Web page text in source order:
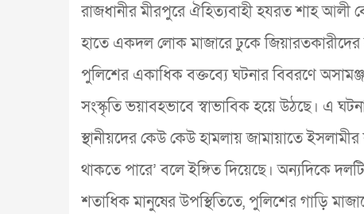
রাজধানীর মীরপুরে ঐহিত্যবাহী হযরত শাহ আলী
হাতে একদল লোক মাজারে ঢুকে জিয়ারতকারীদের
পুলিশের একাধিক বক্তব্যে ঘটনার বিবরণে
সংস্কৃতি ভয়াবহভাবে স্বাভাবিক হয়ে উঠছে। এ
স্থানীয়দের কেউ কেউ হামলায় জামায়াতে
থাকতে পারে’ বলে ইঙ্গিত দিয়েছে। অন্যদিকে
শতাধিক মানুষের উপস্থিতিতে, পুলিশের গাড়ি